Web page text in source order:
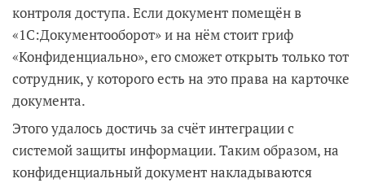
контроля доступа. Если документ помещён в
«1С:Документооборот» и на нём стоит гриф
«Конфиденциально», его сможет открыть только тот
сотрудник, у которого есть на это права на карточке
документа.
Этого удалось достичь за счёт интеграции с
системой защиты информации. Таким образом, на
конфиденциальный документ накладываются